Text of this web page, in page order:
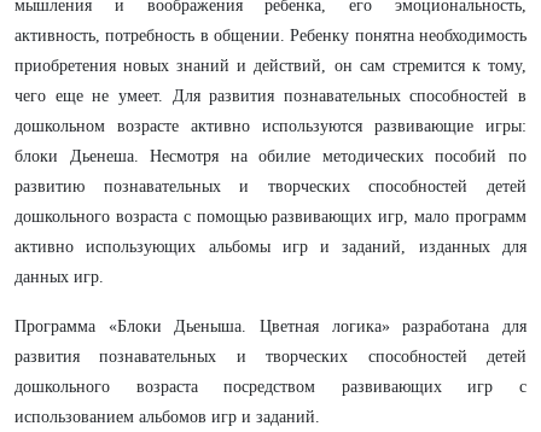
мышления и воображения ребенка, его эмоциональность,
активность, потребность в общении. Ребенку понятна необходимость
приобретения новых знаний и действий, он сам стремится к тому,
чего еще не умеет. Для развития познавательных способностей в
дошкольном возрасте активно используются развивающие игры:
блоки Дьенеша. Несмотря на обилие методических пособий по
развитию познавательных и творческих способностей детей
дошкольного возраста с помощью развивающих игр, мало программ
активно использующих альбомы игр и заданий, изданных для
данных игр.
Программа «Блоки Дьеныша. Цветная логика» разработана для
развития познавательных и творческих способностей детей
дошкольного возраста посредством развивающих игр с
использованием альбомов игр и заданий.